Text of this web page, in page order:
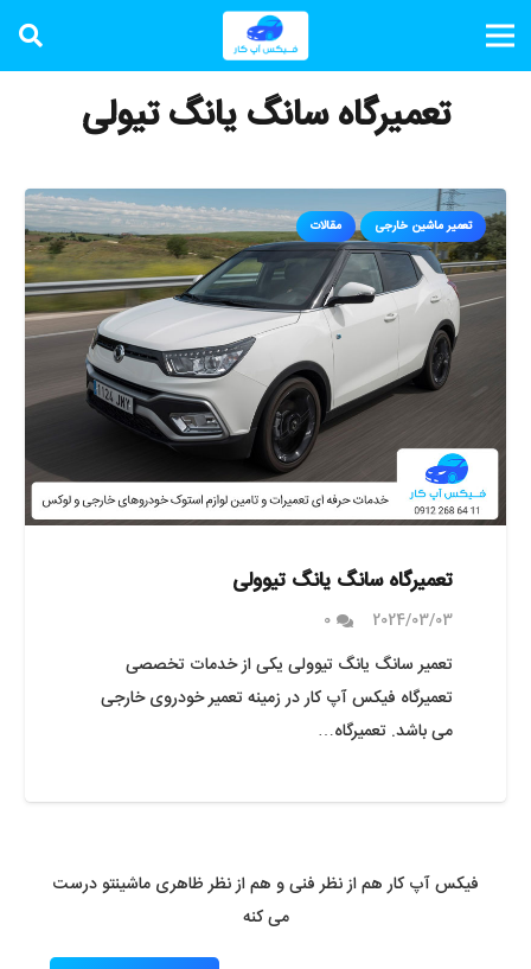
تعمیرگاه سانگ یانگ تیولی
تعمیر ماشین خارجی مقالات
تعمیرگاه سانگ یانگ تیوولی
2024/03/03
0
تعمیر سانگ یانگ تیوولی یکی از خدمات تخصصی
تعمیرگاه فیکس آپ کار در زمینه تعمیر خودروی خارجی
می باشد. تعمیرگاه…
فیکس آپ کار هم از نظر فنی و هم از نظر ظاهری ماشینتو درست
می کنه